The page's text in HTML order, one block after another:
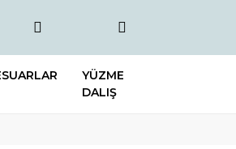
YÜZME
DALIŞ